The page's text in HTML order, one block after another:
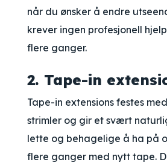
når du ønsker å endre
krever ingen profesjonell
flere ganger.
2. Tape-in
Tape-in extensions festes
strimler og gir et svært
lette og behagelige å ha på
flere ganger med nytt tape.